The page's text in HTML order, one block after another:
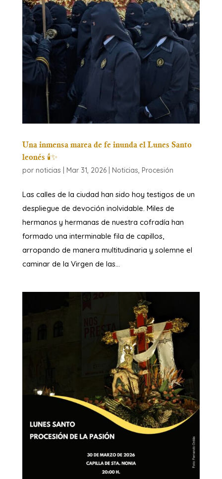
Una inmensa marea de fe inunda el Lunes Santo
leonés 🕯️✨
por noticias Mar 31, 2026| Noticias, Procesión
​Las calles de la ciudad han sido hoy testigos de un
despliegue de devoción inolvidable. Miles de
hermanos y hermanas de nuestra cofradía han
formado una interminable fila de capillos,
arropando de manera multitudinaria y solemne el
caminar de la Virgen de las...